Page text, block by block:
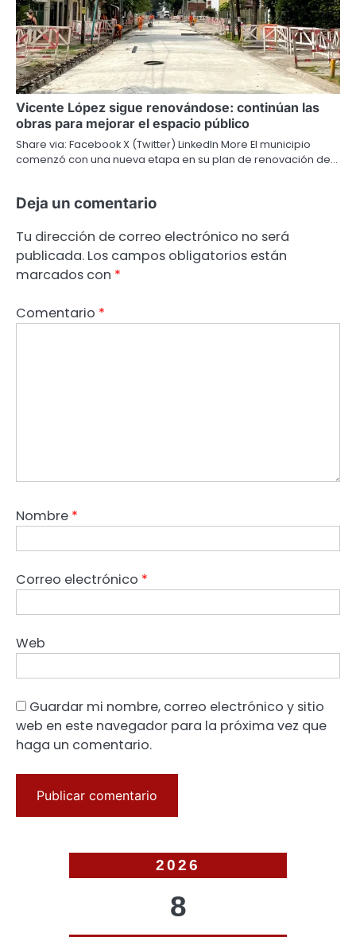
Vicente López sigue renovándose: continúan las
obras para mejorar el espacio público
Share via: Facebook X (Twitter) LinkedIn More El municipio
comenzó con una nueva etapa en su plan de renovación de…
Deja un comentario
Tu dirección de correo electrónico no será
publicada. Los campos obligatorios están
marcados con *
Comentario *
Nombre *
Correo electrónico *
Web
Guardar mi nombre, correo electrónico y sitio
web en este navegador para la próxima vez que
haga un comentario.
2026
8